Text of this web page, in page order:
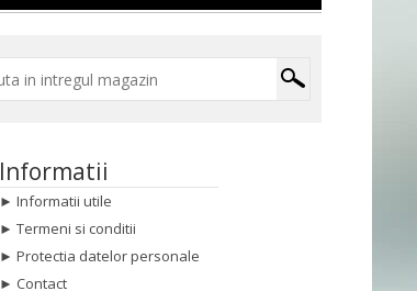
Informatii
►Informatii utile
►Termeni si conditii
►Protectia datelor personale
► Contact